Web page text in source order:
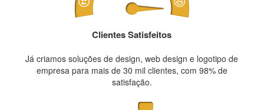
Clientes Satisfeitos
Já criamos soluções de design, web design e logotipo de
empresa para mais de 30 mil clientes, com 98% de
satisfação.